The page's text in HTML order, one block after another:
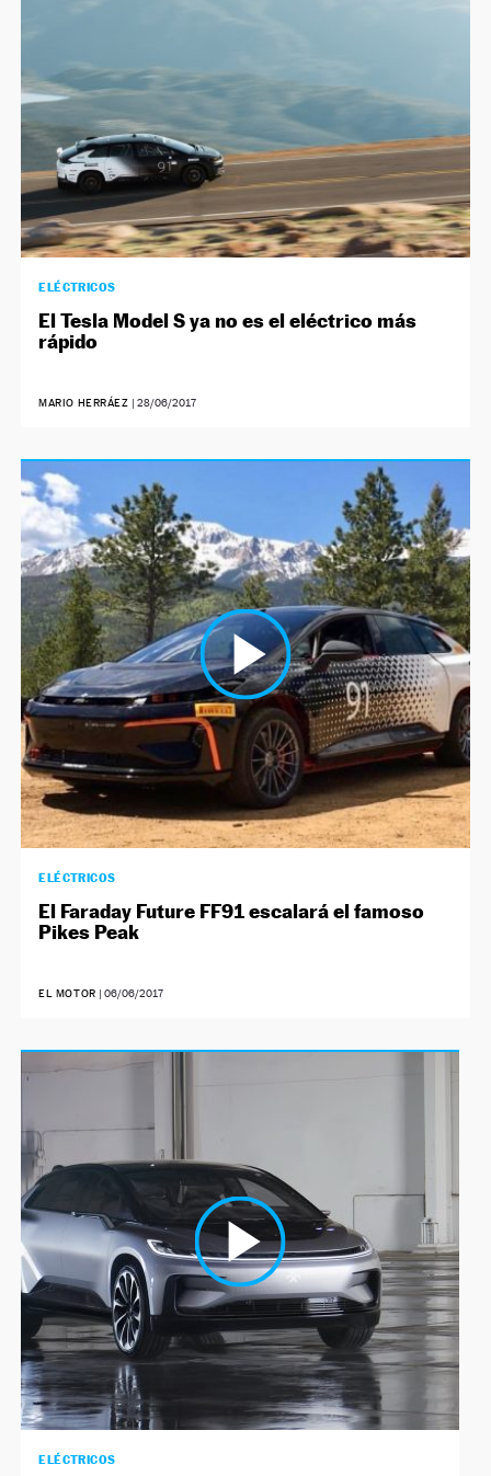
SÍGUENOS
ELÉCTRICOS
El Tesla Model S ya no es el eléctrico más
rápido
MARIO HERRÁEZ |28/06/2017
ELÉCTRICOS
El Faraday Future FF91 escalará el famoso
Pikes Peak
EL MOTOR |06/06/2017
ELÉCTRICOS